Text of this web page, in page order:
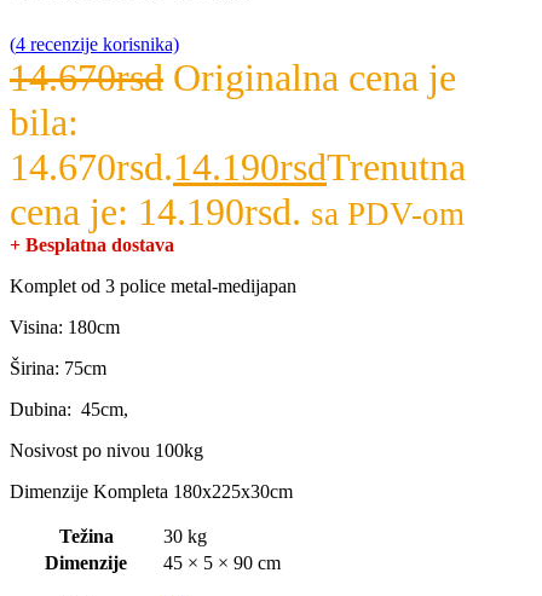
(4 recenzije korisnika)
14.670rsd Originalna cena je
bila:
14.670rsd.14.190rsdTrenutna
cena je: 14.190rsd. sa PDV-om
+ Besplatna dostava
Komplet od 3 police metal-medijapan
Visina: 180cm
Širina: 75cm
Dubina: 45cm,
Nosivost po nivou 100kg
Dimenzije Kompleta 180x225x30cm
Težina
30 kg
Dimenzije
45 × 5 × 90 cm